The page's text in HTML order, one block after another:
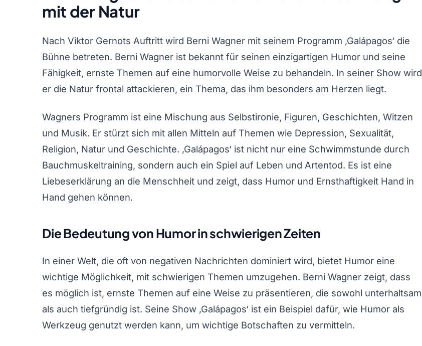
mit der Natur
Nach Viktor Gernots Auftritt wird Berni Wagner mit seinem Programm ‚Galápagos‘ die
Bühne betreten. Berni Wagner ist bekannt für seinen einzigartigen Humor und seine
Fähigkeit, ernste Themen auf eine humorvolle Weise zu behandeln. In seiner Show wird
er die Natur frontal attackieren, ein Thema, das ihm besonders am Herzen liegt.
Wagners Programm ist eine Mischung aus Selbstironie, Figuren, Geschichten, Witzen
und Musik. Er stürzt sich mit allen Mitteln auf Themen wie Depression, Sexualität,
Religion, Natur und Geschichte. ‚Galápagos‘ ist nicht nur eine Schwimmstunde durch
Bauchmuskeltraining, sondern auch ein Spiel auf Leben und Artentod. Es ist eine
Liebeserklärung an die Menschheit und zeigt, dass Humor und Ernsthaftigkeit Hand in
Hand gehen können.
Die Bedeutung von Humor in schwierigen Zeiten
In einer Welt, die oft von negativen Nachrichten dominiert wird, bietet Humor eine
wichtige Möglichkeit, mit schwierigen Themen umzugehen. Berni Wagner zeigt, dass
es möglich ist, ernste Themen auf eine Weise zu präsentieren, die sowohl unterhaltsam
als auch tiefgründig ist. Seine Show ‚Galápagos‘ ist ein Beispiel dafür, wie Humor als
Werkzeug genutzt werden kann, um wichtige Botschaften zu vermitteln.